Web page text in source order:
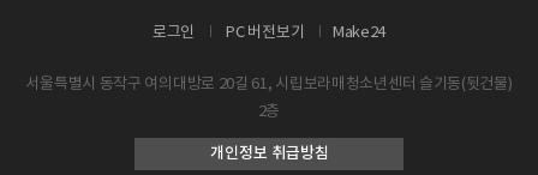
로그인 PC 버전보기 Make24
서울특별시 동작구 여의대방로 20길 61, 시립보라매청소년센터 슬기동(뒷건물)
2층
개인정보 취급방침